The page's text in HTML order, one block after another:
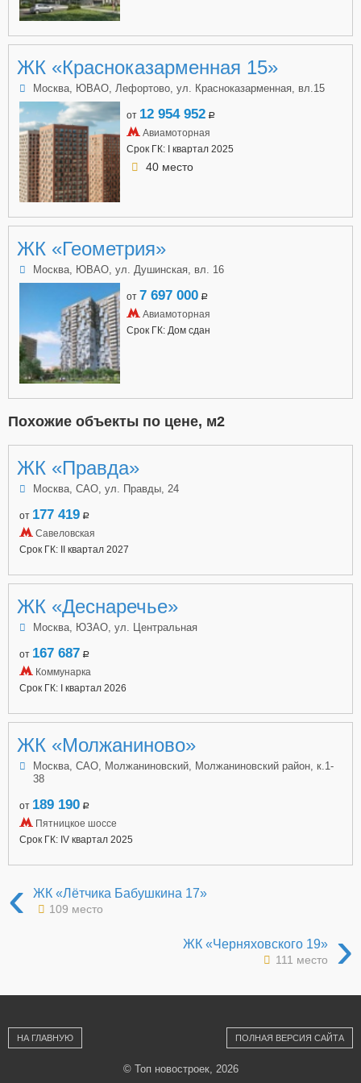
ЖК «Красноказарменная 15»
Москва, ЮВАО, Лефортово, ул. Красноказарменная, вл.15
от 12 954 952 a
Авиамоторная
Срок ГК: I квартал 2025
40 место
ЖК «Геометрия»
Москва, ЮВАО, ул. Душинская, вл. 16
от 7 697 000 a
Авиамоторная
Срок ГК: Дом сдан
Похожие объекты по цене, м2
ЖК «Правда»
Москва, САО, ул. Правды, 24
от 177 419 a
Савеловская
Срок ГК: II квартал 2027
ЖК «Деснаречье»
Москва, ЮЗАО, ул. Центральная
от 167 687 a
Коммунарка
Срок ГК: I квартал 2026
ЖК «Молжаниново»
Москва, САО, Молжаниновский, Молжаниновский район, к.1-
38
от 189 190 a
Пятницкое шоссе
Срок ГК: IV квартал 2025
‹ ЖК «Лётчика Бабушкина 17»
109 место
›
ЖК «Черняховского 19»
111 место
НА ГЛАВНУЮ ПОЛНАЯ ВЕРСИЯ САЙТА
© Топ новостроек, 2026